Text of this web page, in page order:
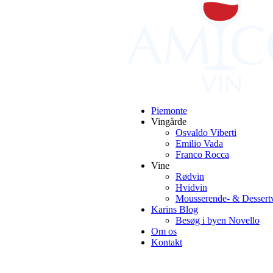
Piemonte
Vingårde
Osvaldo Viberti
Emilio Vada
Franco Rocca
Vine
Rødvin
Hvidvin
Mousserende- &
Karins Blog
Besøg i byen Novello
Om os
Kontakt